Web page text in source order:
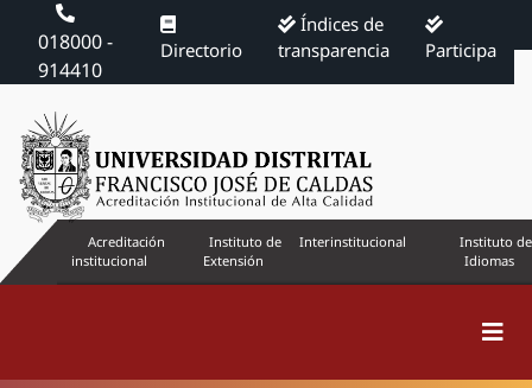
018000 -
914410
Directorio
Índices de
transparencia
Participa
Acreditación
institucional
Instituto de
Extensión
Interinstitucional
Instituto de
Idiomas